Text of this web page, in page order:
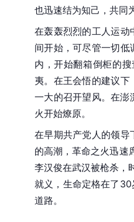
也迅速结为知己，共同
在轰轰烈烈的工人运动
间开始，可尽管一切
内，开始翻箱倒柜的
夷。在王会悟的建议下
一大的召开望风。在澎
火开始燎原。
在早期共产党人的领导
的高潮，革命之火迅速
李汉俊在武汉被枪杀，
就义，生命定格在了
道路。